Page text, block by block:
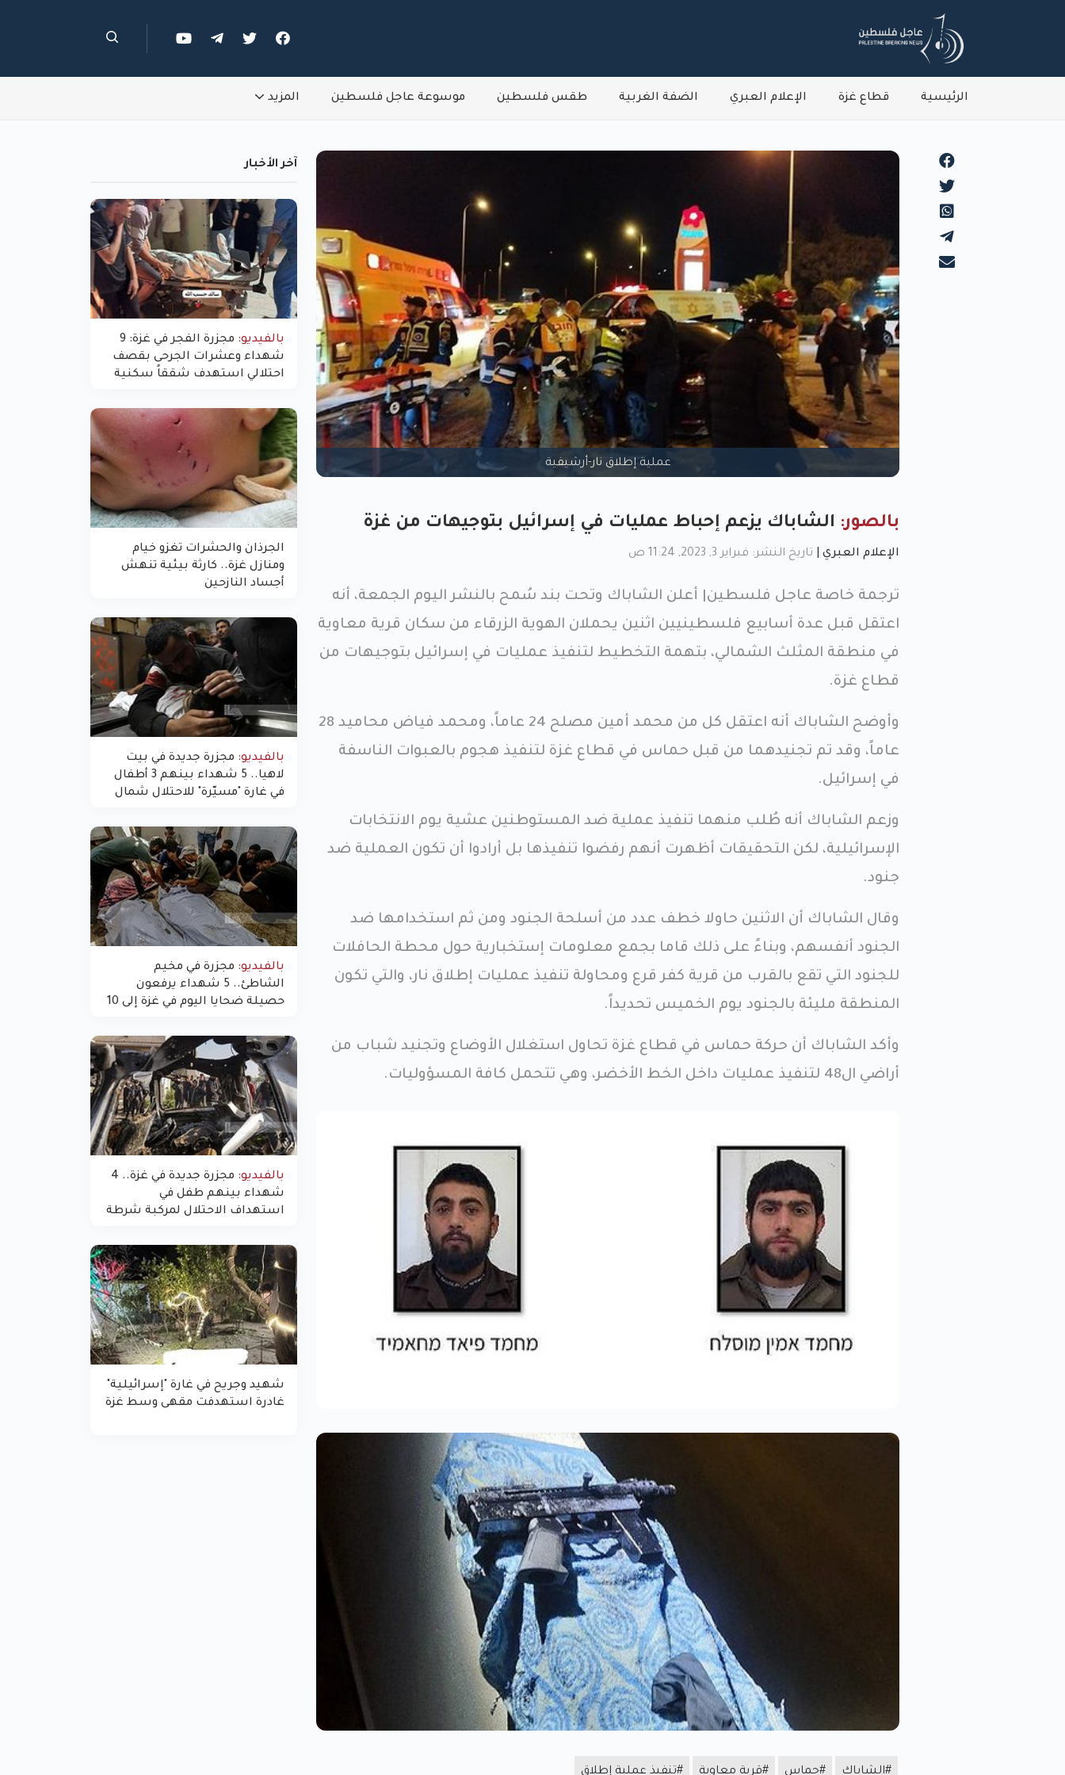
الرئيسية قطاع غزة الإعلام العبري الضفة الغربية طقس فلسطين موسوعة عاجل فلسطين المزيد
عملية إطلاق نار-أرشيفية
بالصور: الشاباك يزعم إحباط عمليات في إسرائيل بتوجيهات من غزة
الإعلام العبري تاريخ النشر: فبراير 3, 2023, 11:24 ص
ترجمة خاصة عاجل فلسطين| أعلن الشاباك وتحت بند سُمح بالنشر اليوم الجمعة، أنه
اعتقل قبل عدة أسابيع فلسطينيين اثنين يحملان الهوية الزرقاء من سكان قرية معاوية
في منطقة المثلث الشمالي، بتهمة التخطيط لتنفيذ عمليات في إسرائيل بتوجيهات من
قطاع غزة.
وأوضح الشاباك أنه اعتقل كل من محمد أمين مصلح 24 عاماً، ومحمد فياض محاميد 28
عاماً، وقد تم تجنيدهما من قبل حماس في قطاع غزة لتنفيذ هجوم بالعبوات الناسفة
في إسرائيل.
وزعم الشاباك أنه طُلب منهما تنفيذ عملية ضد المستوطنين عشية يوم الانتخابات
الإسرائيلية، لكن التحقيقات أظهرت أنهم رفضوا تنفيذها بل أرادوا أن تكون العملية ضد
جنود.
وقال الشاباك أن الاثنين حاولا خطف عدد من أسلحة الجنود ومن ثم استخدامها ضد
الجنود أنفسهم، وبناءً على ذلك قاما بجمع معلومات إستخبارية حول محطة الحافلات
للجنود التي تقع بالقرب من قرية كفر قرع ومحاولة تنفيذ عمليات إطلاق نار، والتي تكون
المنطقة مليئة بالجنود يوم الخميس تحديداً.
وأكد الشاباك أن حركة حماس في قطاع غزة تحاول استغلال الأوضاع وتجنيد شباب من
أراضي ال48 لتنفيذ عمليات داخل الخط الأخضر، وهي تتحمل كافة المسؤوليات.
#الشاباك #حماس #قرية معاوية #تنفيذ عملية إطلاق
آخر الأخبار
بالفيديو:
مجزرة الفجر في غزة: 9
شهداء وعشرات الجرحى بقصف
احتلالي استهدف شققاً سكنية
الجرذان والحشرات تغزو خيام
ومنازل غزة.. كارثة بيئية تنهش
أجساد النازحين
بالفيديو: مجزرة جديدة في بيت
لاهيا.. 5 شهداء بينهم 3 أطفال
في غارة "مسيّرة" للاحتلال شمال
بالفيديو: مجزرة في مخيم
الشاطئ.. 5 شهداء يرفعون
حصيلة ضحايا اليوم في غزة إلى 10
بالفيديو:
مجزرة جديدة في غزة.. 4
شهداء بينهم طفل في
استهداف الاحتلال لمركبة شرطة
شهيد وجريح في غارة "إسرائيلية"
غادرة استهدفت مقهى وسط غزة